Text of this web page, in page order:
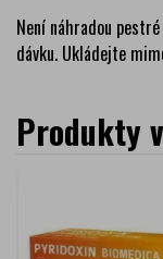
Není náhradou
dávku. Ukládejte
Produkty